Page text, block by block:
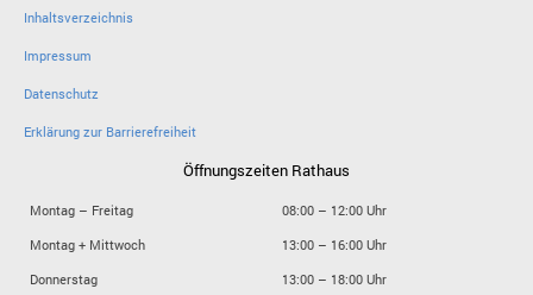
Inhaltsverzeichnis
Impressum
Datenschutz
Erklärung zur Barrierefreiheit
Öffnungszeiten Rathaus
Montag – Freitag
08:00 – 12:00 Uhr
Montag + Mittwoch
13:00 – 16:00 Uhr
Donnerstag
13:00 – 18:00 Uhr